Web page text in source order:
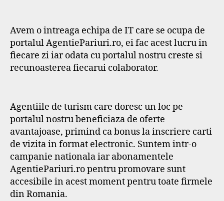
Avem o intreaga echipa de IT care se ocupa de
portalul AgentiePariuri.ro, ei fac acest lucru in
fiecare zi iar odata cu portalul nostru creste si
recunoasterea fiecarui colaborator.
Agentiile de turism care doresc un loc pe
portalul nostru beneficiaza de oferte
avantajoase, primind ca bonus la inscriere carti
de vizita in format electronic. Suntem intr-o
campanie nationala iar abonamentele
AgentiePariuri.ro pentru promovare sunt
accesibile in acest moment pentru toate firmele
din Romania.